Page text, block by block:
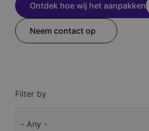
Ontdek hoe wij het aanpakken
Neem contact op
Filter by